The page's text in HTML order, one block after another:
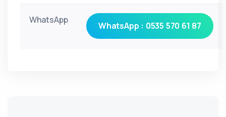
WhatsApp
WhatsApp : 0535 570 61 87